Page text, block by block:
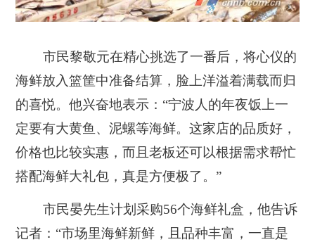
市民黎敬元在精心挑选了一番后，将心仪的
海鲜放入篮筐中准备结算，脸上洋溢着满载而归
的喜悦。他兴奋地表示：“宁波人的年夜饭上一
定要有大黄鱼、泥螺等海鲜。这家店的品质好，
价格也比较实惠，而且老板还可以根据需求帮忙
搭配海鲜大礼包，真是方便极了。”
市民晏先生计划采购56个海鲜礼盒，他告诉
记者：“市场里海鲜新鲜，且品种丰富，一直是